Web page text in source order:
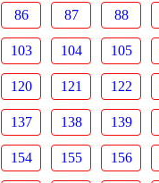
86 87 88
103 104 105
120 121 122
137 138 139
154 155 156